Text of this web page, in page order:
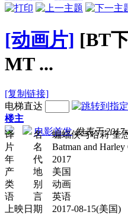
[动画片] [BT
MT ...
[复制链接]
电梯直达
楼主
电影首发 发表于
译 名 蝙蝠侠与哈莉·奎恩
片 名 Batman and Harley
年 代 2017
产 地 美国
类 别 动画
语 言 英语
上映日期 2017-08-15(美国)